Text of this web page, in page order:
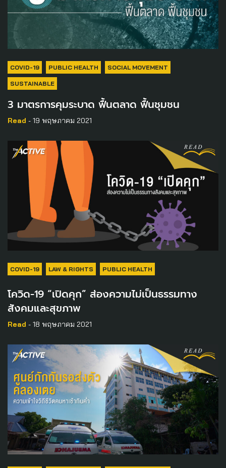
COVID-19 PUBLIC HEALTH SOCIAL MOVEMENT
SUSTAINABLE
3 มาตรการคุมระบาด ฟื้นตลาด ฟื้นชุมชน
Read - 19 พฤษภาคม 2021
COVID-19 LAW & RIGHTS PUBLIC HEALTH
โควิด-19 “เปิดคุก” ส่องความไม่เป็นธรรมทาง
สังคมและสุขภาพ
Read - 18 พฤษภาคม 2021